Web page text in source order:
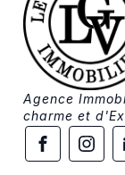
Agence
charme et